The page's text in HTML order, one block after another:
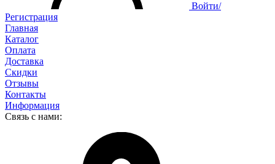
Войти/
Регистрация
Главная
Каталог
Оплата
Доставка
Скидки
Отзывы
Контакты
Информация
Связь с нами: